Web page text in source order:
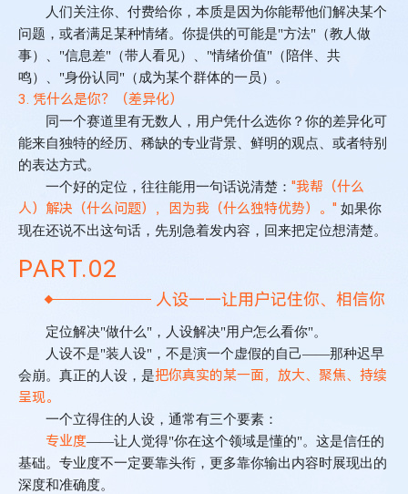
人们关注你、付费给你，本质是因为你能帮他们解决某个
问题，或者满足某种情绪。你提供的可能是"方法" （教人做
事）、 "信息差" （带人看见）、 "情绪价值" （陪伴、共
鸣）、 "身份认同 " （成为某个群体的一员）。
3. 凭什么是你？（差异化）
同一个赛道里有无数人，用户凭什么选你？你的差异化可
能来自独特的经历、稀缺的专业背景、鲜明的观点、或者特别
的表达方式。
一个好的定位，往往能用一句话说清楚： "我帮（什么
人）解决（什么问题），因为我（什么独特优势）。" 如果你
现在还说不出这句话，先别急着发内容，回来把定位想清楚。
PART.02
人设——让用户记住你、相信你
定位解决"做什么" ，人设解决"用户怎么看你"。
人设不是"装人设" ，不是演一个虚假的自己——那种迟早
会崩。真正的人设，是把你真实的某一面，放大、聚焦、持续
呈现。
一个立得住的人设，通常有三个要素：
专业度——让人觉得"你在这个领域是懂的"。这是信任的
基础。专业度不一定要靠头衔，更多靠你输出内容时展现出的
深度和准确度。